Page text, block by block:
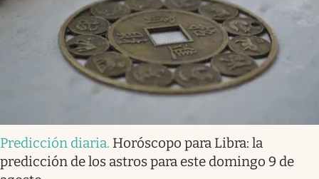
Predicción diaria. Horóscopo para Libra: la
predicción de los astros para este domingo 9 de